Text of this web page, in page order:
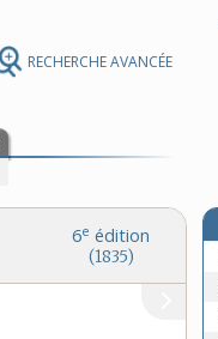
RECHERCHE AVANCÉE
6e édition
(1835)